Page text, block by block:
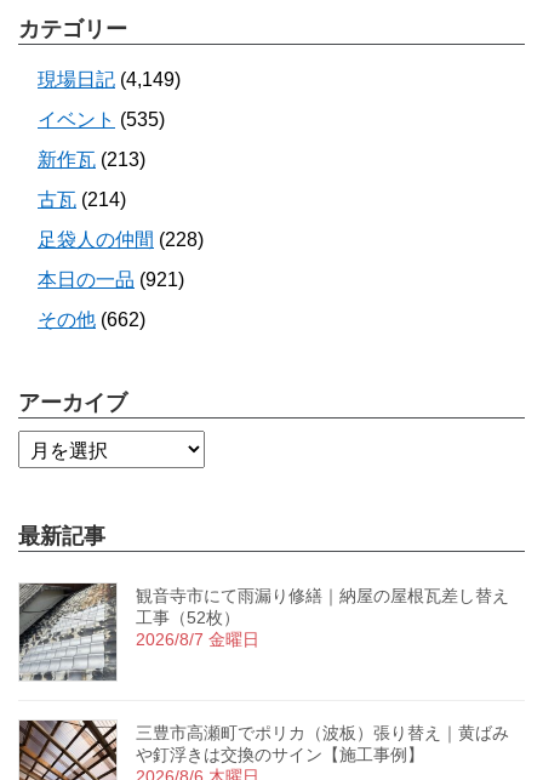
カテゴリー
現場日記 (4,149)
イベント (535)
新作瓦 (213)
古瓦 (214)
足袋人の仲間 (228)
本日の一品 (921)
その他 (662)
アーカイブ
最新記事
観音寺市にて雨漏り修繕｜納屋の屋根瓦差し替え
工事（52枚）
2026/8/7 金曜日
三豊市高瀬町でポリカ（波板）張り替え｜黄ばみ
や釘浮きは交換のサイン【施工事例】